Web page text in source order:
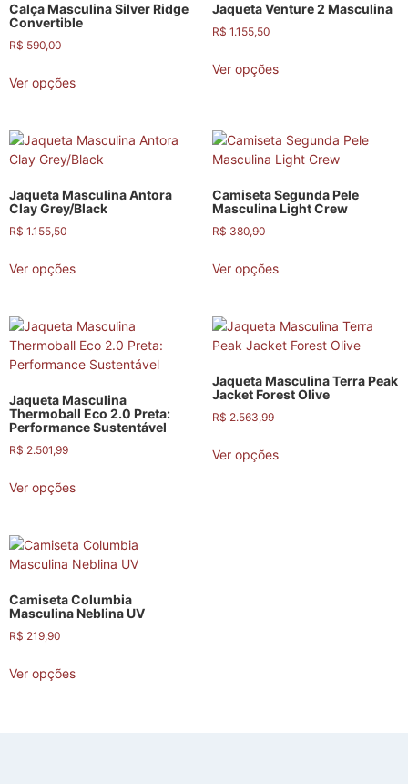
Calça Masculina Silver Ridge
Convertible
R$ 590,00
Ver opções
Jaqueta Venture 2 Masculina
R$ 1.155,50
Ver opções
Jaqueta Masculina Antora
Clay Grey/Black
R$ 1.155,50
Ver opções
Camiseta Segunda Pele
Masculina Light Crew
R$ 380,90
Ver opções
Jaqueta Masculina
Thermoball Eco 2.0 Preta:
Performance Sustentável
R$ 2.501,99
Ver opções
Jaqueta Masculina Terra Peak
Jacket Forest Olive
R$ 2.563,99
Ver opções
Camiseta Columbia
Masculina Neblina UV
R$ 219,90
Ver opções